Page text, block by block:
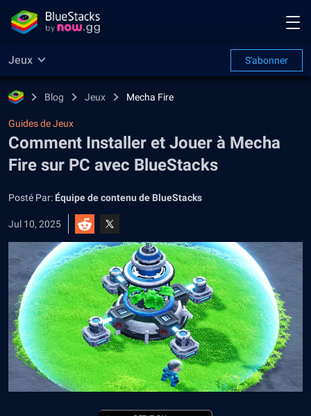
Jeux S'abonner
Blog Jeux Mecha Fire
Guides de Jeux
Comment Installer et Jouer à Mecha
Fire sur PC avec BlueStacks
Posté Par: Équipe de contenu de BlueStacks
Jul 10, 2025